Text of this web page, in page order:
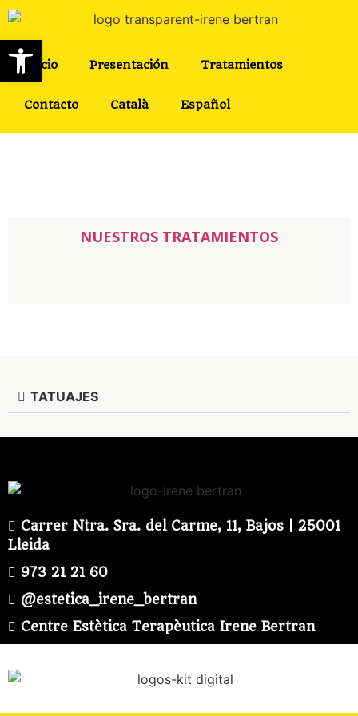
Inicio Presentación Tratamientos
Contacto Català Español
NUESTROS TRATAMIENTOS
TATUAJES
Carrer Ntra. Sra. del Carme, 11, Bajos | 25001
Lleida
973 21 21 60
@estetica_irene_bertran
Centre Estètica Terapèutica Irene Bertran
Abrir barra de herramientas